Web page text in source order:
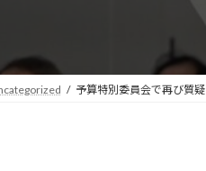
予算特別委員会で再び質疑